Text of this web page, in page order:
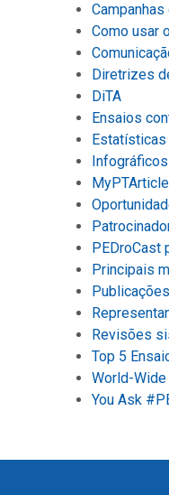
Como usar
Diretrizes
DiTA
Ensaios
Infográficos
PEDroCast
Principais
Publicações
Revisões
Top 5
World-
You Ask